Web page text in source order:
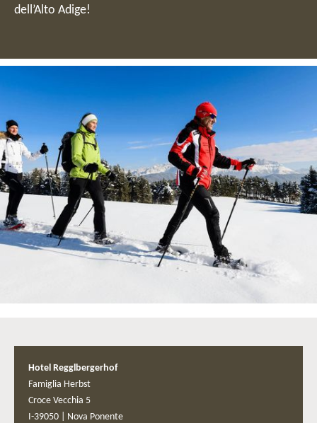
dell’Alto Adige!
Hotel Regglbergerhof
Famiglia Herbst
Croce Vecchia 5
I-39050
Nova Ponente